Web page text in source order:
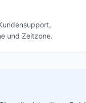
und Zeitzone.